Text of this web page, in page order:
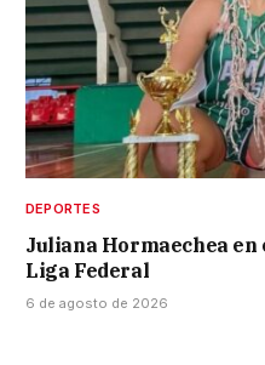
DEPORTES
Juliana Hormaechea en
Liga Federal
6 de agosto de 2026